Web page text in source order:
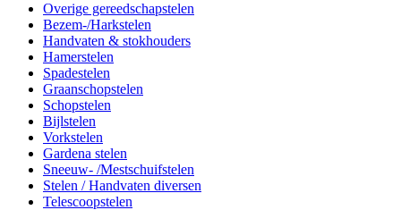
Overige gereedschapstelen
Bezem-/Harkstelen
Handvaten & stokhouders
Hamerstelen
Spadestelen
Graanschopstelen
Schopstelen
Bijlstelen
Vorkstelen
Gardena stelen
Sneeuw- /Mestschuifstelen
Stelen / Handvaten diversen
Telescoopstelen